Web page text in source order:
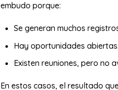
embudo porque:
Se generan muchos
Hay oportunidades
Existen reuniones, pero no
En estos casos, el resultado